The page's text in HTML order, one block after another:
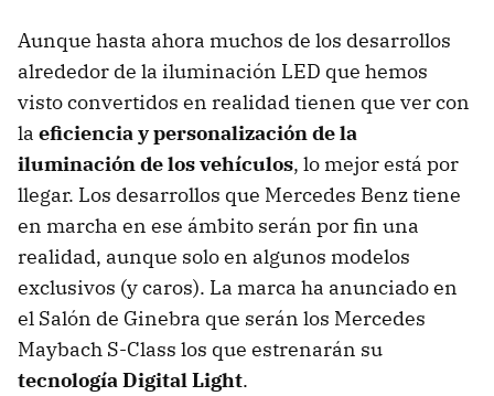
Aunque hasta ahora muchos de los desarrollos
alrededor de la iluminación LED que hemos
visto convertidos en realidad tienen que ver con
la eficiencia y personalización de la
iluminación de los vehículos, lo mejor está por
llegar. Los desarrollos que Mercedes Benz tiene
en marcha en ese ámbito serán por fin una
realidad, aunque solo en algunos modelos
exclusivos (y caros). La marca ha anunciado en
el Salón de Ginebra que serán los Mercedes
Maybach S-Class los que estrenarán su
tecnología Digital Light.